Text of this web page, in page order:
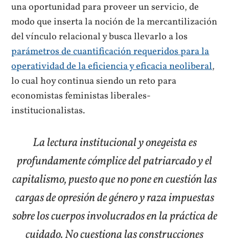
una oportunidad para proveer un servicio, de
modo que inserta la noción de la mercantilización
del vínculo relacional y busca llevarlo a los
parámetros de cuantificación requeridos para la
operatividad de la eficiencia y eficacia neoliberal,
lo cual hoy continua siendo un reto para
economistas feministas liberales-
institucionalistas.
La lectura institucional y onegeista es
profundamente cómplice del patriarcado y el
capitalismo, puesto que no pone en cuestión las
cargas de opresión de género y raza impuestas
sobre los cuerpos involucrados en la práctica de
cuidado. No cuestiona las construcciones